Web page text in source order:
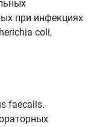
при инфекциях
coli,
faecalis.